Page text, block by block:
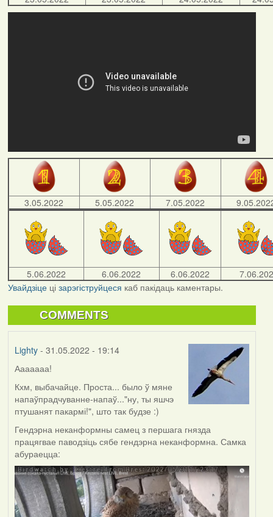
3.05.2022 5.05.2022 7.05.2022
5.06.2022 6.06.2022 6.06.2022
Увайдзіцеці зарэгіструйцеся каб пакідаць каментары.
COMMENTS
Lighty- 31.05.2022 - 19:14
Ааааааа!
Кхм, выбачайце. Проста... было ў мяне
напаўпрадчуванне-напаў..."ну, ты яшчэ
птушанят пакармі!", што так будзе :)
Гендэрна неканформны самец з першага гнязда
працягвае паводзіць сябе гендэрна неканформна. Самка
абураецца: